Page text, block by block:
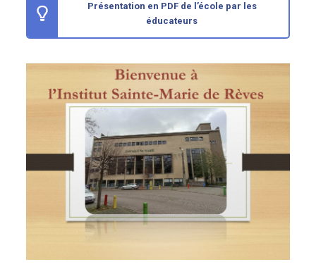
Présentation en PDF de l’école par les
éducateurs